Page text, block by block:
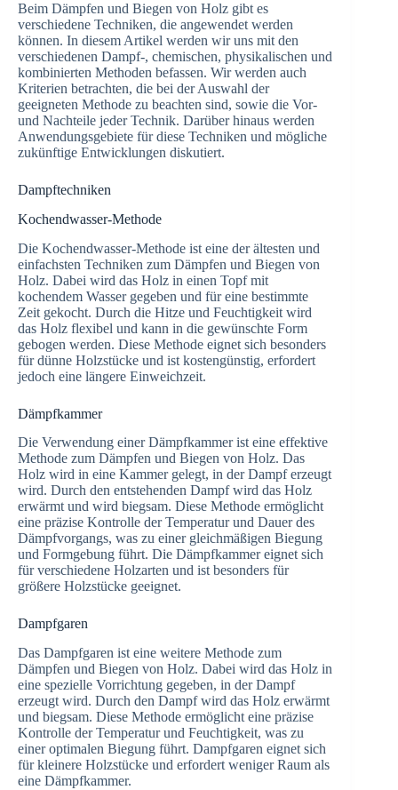
Beim Dämpfen und Biegen von Holz gibt es
verschiedene Techniken, die angewendet werden
können. In diesem Artikel werden wir uns mit den
verschiedenen Dampf-, chemischen, physikalischen und
kombinierten Methoden befassen. Wir werden auch
Kriterien betrachten, die bei der Auswahl der
geeigneten Methode zu beachten sind, sowie die Vor-
und Nachteile jeder Technik. Darüber hinaus werden
Anwendungsgebiete für diese Techniken und mögliche
zukünftige Entwicklungen diskutiert.
Dampftechniken
Kochendwasser-Methode
Die Kochendwasser-Methode ist eine der ältesten und
einfachsten Techniken zum Dämpfen und Biegen von
Holz. Dabei wird das Holz in einen Topf mit
kochendem Wasser gegeben und für eine bestimmte
Zeit gekocht. Durch die Hitze und Feuchtigkeit wird
das Holz flexibel und kann in die gewünschte Form
gebogen werden. Diese Methode eignet sich besonders
für dünne Holzstücke und ist kostengünstig, erfordert
jedoch eine längere Einweichzeit.
Dämpfkammer
Die Verwendung einer Dämpfkammer ist eine effektive
Methode zum Dämpfen und Biegen von Holz. Das
Holz wird in eine Kammer gelegt, in der Dampf erzeugt
wird. Durch den entstehenden Dampf wird das Holz
erwärmt und wird biegsam. Diese Methode ermöglicht
eine präzise Kontrolle der Temperatur und Dauer des
Dämpfvorgangs, was zu einer gleichmäßigen Biegung
und Formgebung führt. Die Dämpfkammer eignet sich
für verschiedene Holzarten und ist besonders für
größere Holzstücke geeignet.
Dampfgaren
Das Dampfgaren ist eine weitere Methode zum
Dämpfen und Biegen von Holz. Dabei wird das Holz in
eine spezielle Vorrichtung gegeben, in der Dampf
erzeugt wird. Durch den Dampf wird das Holz erwärmt
und biegsam. Diese Methode ermöglicht eine präzise
Kontrolle der Temperatur und Feuchtigkeit, was zu
einer optimalen Biegung führt. Dampfgaren eignet sich
für kleinere Holzstücke und erfordert weniger Raum als
eine Dämpfkammer.